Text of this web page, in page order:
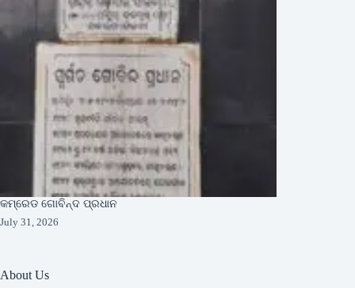
କମ୍ରେଡ ଗୋବିନ୍ଦ ପ୍ରଧାନ
July 31, 2026
About Us